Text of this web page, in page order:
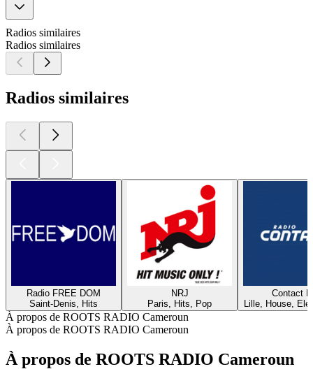
Radios similaires
Radios similaires
Radios similaires
Radio FREE DOM
Saint-Denis, Hits
NRJ
Paris, Hits, Pop
Contact
Lille, House,
À propos de ROOTS RADIO Cameroun
À propos de ROOTS RADIO Cameroun
À propos de ROOTS RADIO Cameroun